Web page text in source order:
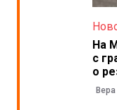
На
с
о